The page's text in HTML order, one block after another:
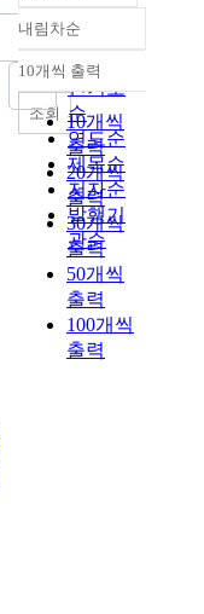
정확도
순
인기도
순
연도순
제목순
저자순
발행기
관순
내림차순
내림차순
10개씩 출력
10개씩
출력
20개씩
출력
30개씩
출력
50개씩
출력
100개씩
출력
조회